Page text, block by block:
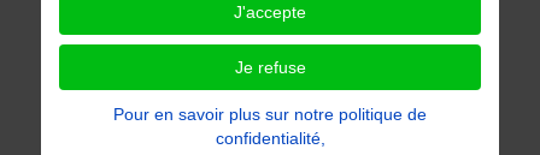
Lorsqu'on branche la machine à café sur le secteur
et que l'on actionne la machine à café pour réaliser
un café on observe que de l'eau sort hors de la
J'accepte
Je refuse
Pour en savoir plus sur notre politique de
confidentialité,